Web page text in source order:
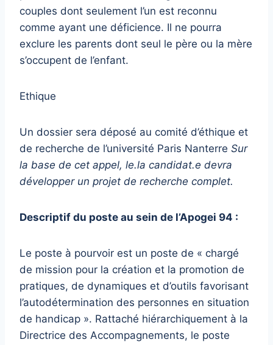
couples dont seulement l’un est reconnu
comme ayant une déficience. Il ne pourra
exclure les parents dont seul le père ou la mère
s’occupent de l’enfant.
Ethique
Un dossier sera déposé au comité d’éthique et
de recherche de l’université Paris Nanterre Sur
la base de cet appel, le.la candidat.e devra
développer un projet de recherche complet.
Descriptif du poste au sein de l’Apogei 94 :
Le poste à pourvoir est un poste de « chargé
de mission pour la création et la promotion de
pratiques, de dynamiques et d’outils favorisant
l’autodétermination des personnes en situation
de handicap ». Rattaché hiérarchiquement à la
Directrice des Accompagnements, le poste